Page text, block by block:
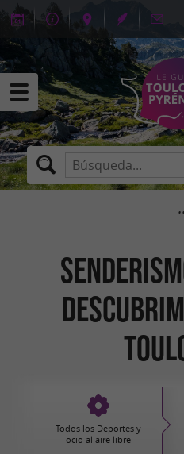
Todos los Deportes y
ocio al aire libre